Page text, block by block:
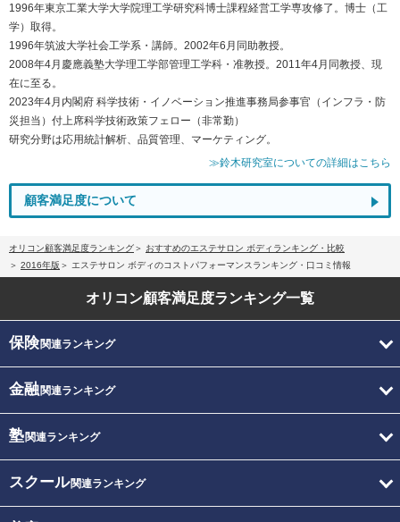
1996年東京工業大学大学院理工学研究科博士課程経営工学専攻修了。博士（工
学）取得。
1996年筑波大学社会工学系・講師。2002年6月同助教授。
2008年4月慶應義塾大学理工学部管理工学科・准教授。2011年4月同教授、現
在に至る。
2023年4月内閣府 科学技術・イノベーション推進事務局参事官（インフラ・防
災担当）付上席科学技術政策フェロー（非常勤）
研究分野は応用統計解析、品質管理、マーケティング。
≫鈴木研究室についての詳細はこちら
顧客満足度について
オリコン顧客満足度ランキング
おすすめのエステサロン ボディランキング・比較
2016年版
エステサロン ボディのコストパフォーマンスランキング・口コミ情報
オリコン顧客満足度ランキング一覧
保険関連ランキング
金融関連ランキング
塾関連ランキング
スクール関連ランキング